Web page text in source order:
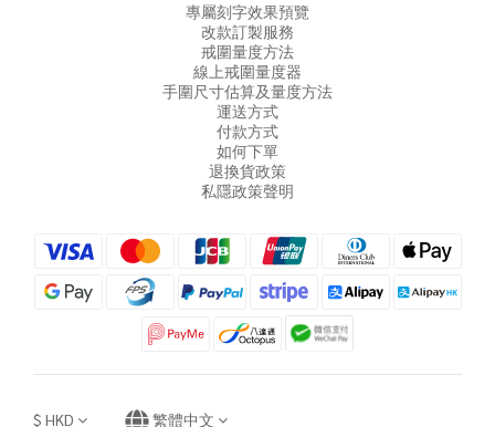
專屬刻字效果預覽
改款訂製服務
戒圍量度方法
線上戒圍量度器
手圍尺寸估算及量度方法
運送方式
付款方式
如何下單
退換貨政策
私隱政策聲明
$ HKD 繁體中文